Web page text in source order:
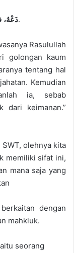
دَعْهُ،.
Rasulullah
golongan kaum
tentang hal
. Kemudian
ia,
sebab
dari keimanan.”
SWT, olehnya kita
memiliki sifat ini,
mana saja yang
berkaitan dengan
mahkluk.
seorang